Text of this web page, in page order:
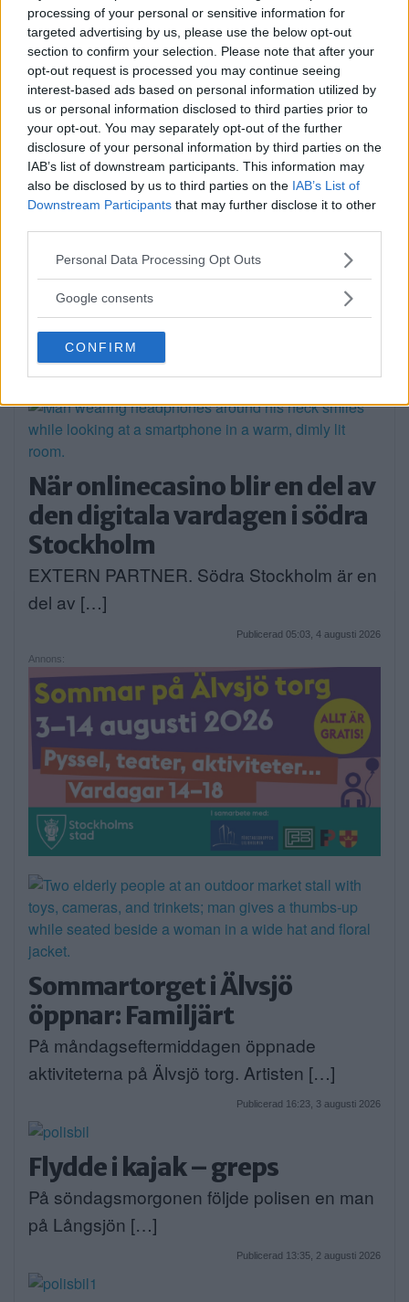
processing of your personal or sensitive information for
targeted advertising by us, please use the below opt-out
section to confirm your selection. Please note that after your
opt-out request is processed you may continue seeing
interest-based ads based on personal information utilized by
us or personal information disclosed to third parties prior to
your opt-out. You may separately opt-out of the further
disclosure of your personal information by third parties on the
IAB’s list of downstream participants. This information may
also be disclosed by us to third parties on the IAB’s List of
Downstream Participants that may further disclose it to other
Please note that this website/app uses one or more Google
not limited to your visit or usage behaviour. You may click to
use your data for below specified purposes in below Google
consent section.
Personal Data Processing Opt Outs
Google consents
CONFIRM
Publicerad 09:51, 6 augusti 2026
Alice, 17, sätter upp egen
musikal – här är de största
utmaningarna
Alice Stenberg är 17 år och har skrivit, […]
Publicerad 16:16, 5 augusti 2026
Bilist körde på vuxen och barn
på cykel
På måndagskvällen blev två personer som
färdades på […]
Publicerad 08:58, 4 augusti 2026
När onlinecasino blir en del av
den digitala vardagen i södra
Stockholm
EXTERN PARTNER. Södra Stockholm är en
del av […]
Publicerad 05:03, 4 augusti 2026
Annons:
Sommartorget i Älvsjö
öppnar: Familjärt
På måndagseftermiddagen öppnade
aktiviteterna på Älvsjö torg. Artisten […]
Publicerad 16:23, 3 augusti 2026
Flydde i kajak – greps
På söndagsmorgonen följde polisen en man
på Långsjön […]
Publicerad 13:35, 2 augusti 2026